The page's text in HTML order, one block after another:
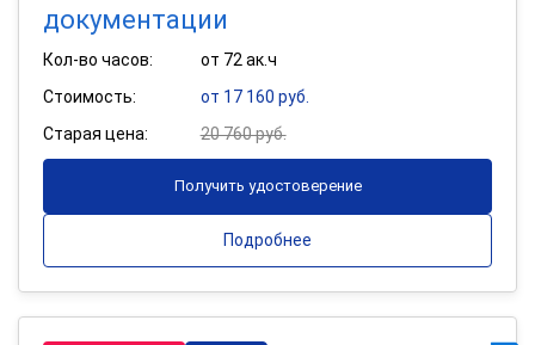
документации
Кол-во часов:
от 72 ак.ч
Стоимость:
от 17 160 руб.
Старая цена:
20 760 руб.
Получить удостоверение
Подробнее